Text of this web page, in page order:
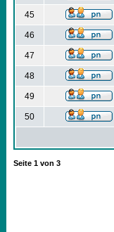
45
46
47
48
49
50
Seite 1 von 3